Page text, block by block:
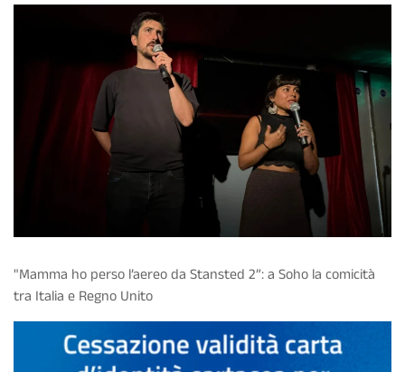
"Mamma ho perso l’aereo da Stansted 2”: a Soho la comicità
tra Italia e Regno Unito